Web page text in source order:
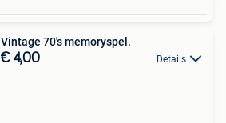
Vintage 70's memoryspel.
€ 4,00 Details